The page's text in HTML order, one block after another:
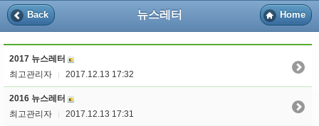
Back 뉴스레터 Home
2017 뉴스레터
최고관리자
2017.12.13 17:32
2016 뉴스레터
최고관리자
2017.12.13 17:31